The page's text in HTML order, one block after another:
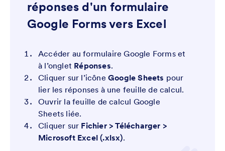
réponses d'un formulaire
Google Forms vers Excel
Accéder au formulaire Google Forms et
à l’onglet Réponses.
Cliquer sur l’icône Google Sheets pour
lier les réponses à une feuille de calcul.
Ouvrir la feuille de calcul Google
Sheets liée.
Cliquer sur Fichier > Télécharger >
Microsoft Excel (.xlsx).